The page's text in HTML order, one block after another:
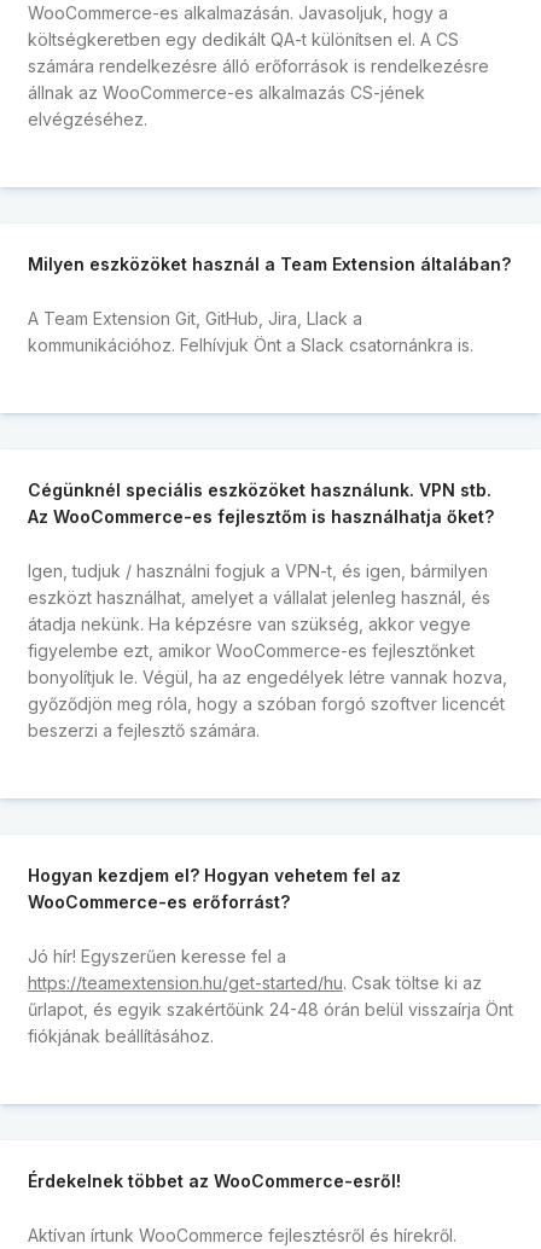
WooCommerce-es alkalmazásán. Javasoljuk, hogy a
költségkeretben egy dedikált QA-t különítsen el. A CS
számára rendelkezésre álló erőforrások is rendelkezésre
állnak az WooCommerce-es alkalmazás CS-jének
elvégzéséhez.
Milyen eszközöket használ a Team Extension általában?
A Team Extension Git, GitHub, Jira, Llack a
kommunikációhoz. Felhívjuk Önt a Slack csatornánkra is.
Cégünknél speciális eszközöket használunk. VPN stb.
Az WooCommerce-es fejlesztőm is használhatja őket?
Igen, tudjuk / használni fogjuk a VPN-t, és igen, bármilyen
eszközt használhat, amelyet a vállalat jelenleg használ, és
átadja nekünk. Ha képzésre van szükség, akkor vegye
figyelembe ezt, amikor WooCommerce-es fejlesztőnket
bonyolítjuk le. Végül, ha az engedélyek létre vannak hozva,
győződjön meg róla, hogy a szóban forgó szoftver licencét
beszerzi a fejlesztő számára.
Hogyan kezdjem el? Hogyan vehetem fel az
WooCommerce-es erőforrást?
Jó hír! Egyszerűen keresse fel a
https://teamextension.hu/get-started/hu. Csak töltse ki az
űrlapot, és egyik szakértőünk 24-48 órán belül visszaírja Önt
fiókjának beállításához.
Érdekelnek többet az WooCommerce-esről!
Aktívan írtunk WooCommerce fejlesztésről és hírekről.